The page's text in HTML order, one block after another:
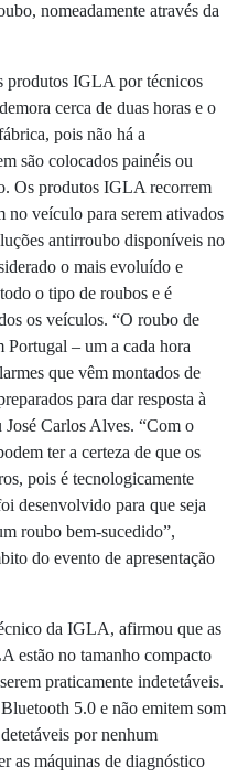
nomeadamente através da
produtos IGLA por técnicos
cerca de duas horas e o
pois não há a
são colocados painéis ou
Os produtos IGLA recorrem
no veículo para serem ativados
antirroubo disponíveis no
o mais evoluído e
o tipo de roubos e é
os veículos. “O roubo de
Portugal – um a cada hora
que vêm montados de
para dar resposta à
José Carlos Alves. “Com o
ter a certeza de que os
pois é tecnologicamente
desenvolvido para que seja
roubo bem-sucedido”,
do evento de apresentação
da IGLA, afirmou que as
estão no tamanho compacto
praticamente indetetáveis.
5.0 e não emitem som
por nenhum
as máquinas de diagnóstico